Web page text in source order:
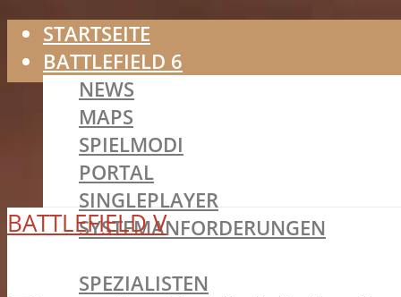
STARTSEITE
BATTLEFIELD 6
NEWS
MAPS
SPIELMODI
PORTAL
SINGLEPLAYER
SYSTEMANFORDERUNGEN
SPEZIALISTEN
BATTLEFIELD V